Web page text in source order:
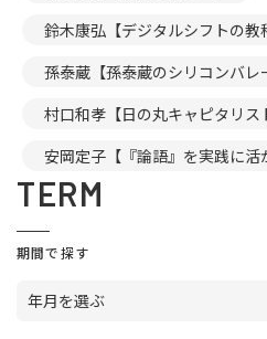
鈴木康弘【デジタルシフトの教
孫泰蔵【孫泰蔵のシリコンバレ
村口和孝【日の丸キャピタリス
安岡定子【『論語』を実践に活
TERM
期間で探す
年月を選ぶ